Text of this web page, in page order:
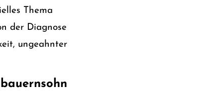
Thema
der Diagnose
ungeahnter